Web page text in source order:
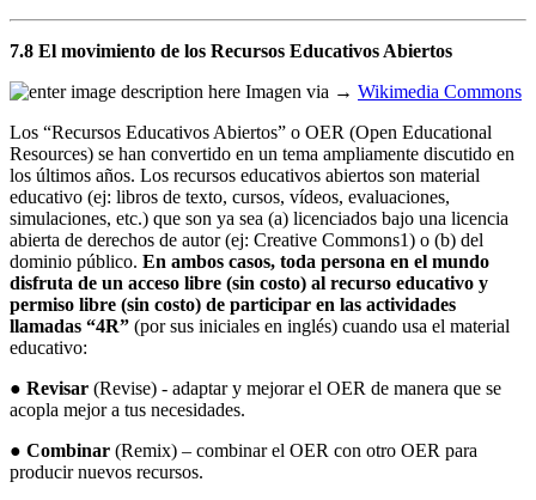
7.8 El movimiento de los Recursos Educativos Abiertos
Imagen via → Wikimedia Commons
Los “Recursos Educativos Abiertos” o OER (Open Educational
Resources) se han convertido en un tema ampliamente discutido en
los últimos años. Los recursos educativos abiertos son material
educativo (ej: libros de texto, cursos, vídeos, evaluaciones,
simulaciones, etc.) que son ya sea (a) licenciados bajo una licencia
abierta de derechos de autor (ej: Creative Commons1) o (b) del
dominio público. En ambos casos, toda persona en el mundo
disfruta de un acceso libre (sin costo) al recurso educativo y
permiso libre (sin costo) de participar en las actividades
llamadas “4R” (por sus iniciales en inglés) cuando usa el material
educativo:
● Revisar (Revise) - adaptar y mejorar el OER de manera que se
acopla mejor a tus necesidades.
● Combinar (Remix) – combinar el OER con otro OER para
producir nuevos recursos.